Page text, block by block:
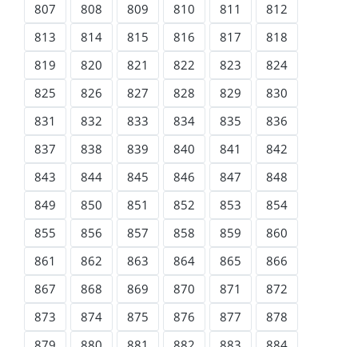
807
808 809 810 811
812
813
814 815 816 817
818
819
820 821 822 823
824
825
826 827 828 829
830
831
832 833 834 835
836
837
838 839 840 841
842
843
844 845 846 847
848
849
850 851 852 853
854
855
856 857 858 859
860
861
862 863 864 865
866
867
868 869 870 871
872
873
874 875 876 877
878